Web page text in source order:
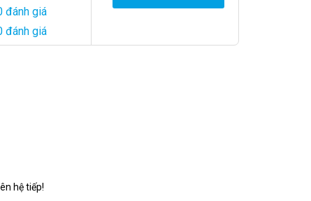
đánh giá
đánh giá
hệ tiếp!